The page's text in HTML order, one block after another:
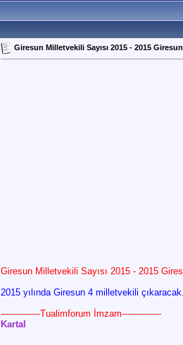
Giresun Milletvekili Sayısı 2015 - 2015
Giresun Milletvekili Sayısı 2015 - 2015
2015 yılında Giresun 4 milletvekili
--------------Tualimforum İmzam--------------
Kartal